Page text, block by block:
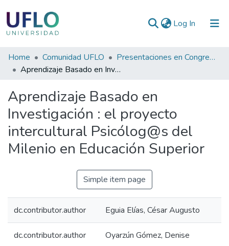
Log In (current)
Communities
&
All of RIUFLO
Statistics
Home Comunidad UFLO
Presentaciones en Congresos, Encuentros, Jornadas ...
Aprendizaje Basado en Investigación : el proyecto intercultural Psicólog@s del Milenio en Educación Superior
Aprendizaje Basado en
Investigación : el proyecto
intercultural Psicólog@s del
Milenio en Educación Superior
Simple item page
dc.contributor.author Eguia Elías, César Augusto
dc.contributor.author Oyarzún Gómez, Denise